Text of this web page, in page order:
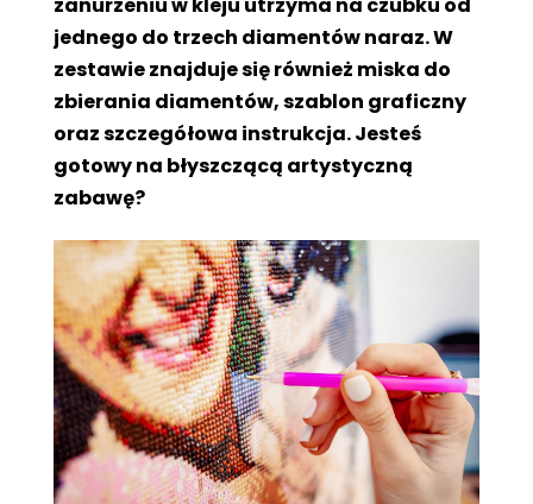
zanurzeniu w kleju utrzyma na czubku od
jednego do trzech diamentów naraz. W
zestawie znajduje się również miska do
zbierania diamentów, szablon graficzny
oraz szczegółowa instrukcja. Jesteś
gotowy na błyszczącą artystyczną
zabawę?